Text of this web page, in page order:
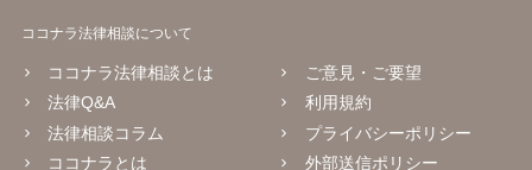
ココナラ法律相談について
ココナラ法律相談とは
法律Q&A
法律相談コラム
ココナラとは
ご意見・ご要望
利用規約
プライバシーポリシー
外部送信ポリシー